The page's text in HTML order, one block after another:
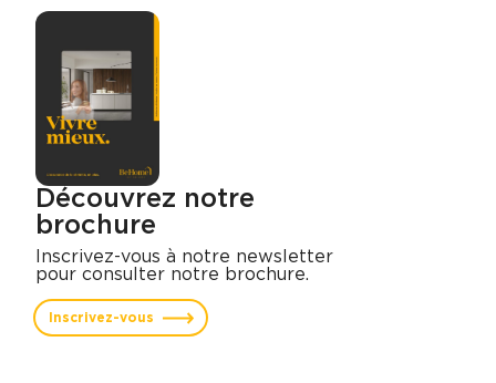
Découvrez notre
brochure
Inscrivez-vous à notre newsletter
pour consulter notre brochure.
Inscrivez-vous